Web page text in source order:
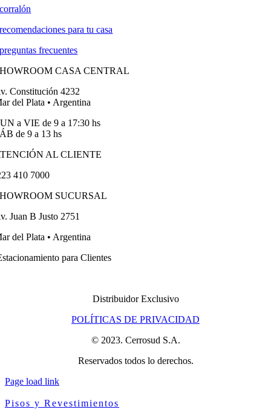
corralón
recomendaciones para tu casa
preguntas frecuentes
CASA CENTRAL
Constitución 4232
del Plata • Argentina
a VIE de 9 a 17:30 hs
de 9 a 13 hs
AL CLIENTE
410 7000
SUCURSAL
Juan B Justo 2751
del Plata • Argentina
para Clientes
Distribuidor Exclusivo
POLÍTICAS DE PRIVACIDAD
© 2023. Cerrosud S.A.
Reservados todos lo derechos.
Page load link
Pisos y Revestimientos